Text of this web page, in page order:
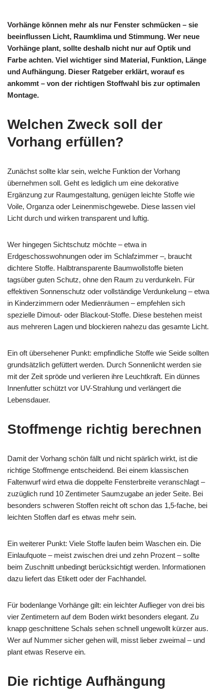
Vorhänge können mehr als nur Fenster schmücken – sie
beeinflussen Licht, Raumklima und Stimmung. Wer neue
Vorhänge plant, sollte deshalb nicht nur auf Optik und
Farbe achten. Viel wichtiger sind Material, Funktion, Länge
und Aufhängung. Dieser Ratgeber erklärt, worauf es
ankommt – von der richtigen Stoffwahl bis zur optimalen
Montage.
Welchen Zweck soll der
Vorhang erfüllen?
Zunächst sollte klar sein, welche Funktion der Vorhang
übernehmen soll. Geht es lediglich um eine dekorative
Ergänzung zur Raumgestaltung, genügen leichte Stoffe wie
Voile, Organza oder Leinenmischgewebe. Diese lassen viel
Licht durch und wirken transparent und luftig.
Wer hingegen Sichtschutz möchte – etwa in
Erdgeschosswohnungen oder im Schlafzimmer –, braucht
dichtere Stoffe. Halbtransparente Baumwollstoffe bieten
tagsüber guten Schutz, ohne den Raum zu verdunkeln. Für
effektiven Sonnenschutz oder vollständige Verdunkelung – etwa
in Kinderzimmern oder Medienräumen – empfehlen sich
spezielle Dimout- oder Blackout-Stoffe. Diese bestehen meist
aus mehreren Lagen und blockieren nahezu das gesamte Licht.
Ein oft übersehener Punkt: empfindliche Stoffe wie Seide sollten
grundsätzlich gefüttert werden. Durch Sonnenlicht werden sie
mit der Zeit spröde und verlieren ihre Leuchtkraft. Ein dünnes
Innenfutter schützt vor UV-Strahlung und verlängert die
Lebensdauer.
Stoffmenge richtig berechnen
Damit der Vorhang schön fällt und nicht spärlich wirkt, ist die
richtige Stoffmenge entscheidend. Bei einem klassischen
Faltenwurf wird etwa die doppelte Fensterbreite veranschlagt –
zuzüglich rund 10 Zentimeter Saumzugabe an jeder Seite. Bei
besonders schweren Stoffen reicht oft schon das 1,5-fache, bei
leichten Stoffen darf es etwas mehr sein.
Ein weiterer Punkt: Viele Stoffe laufen beim Waschen ein. Die
Einlaufquote – meist zwischen drei und zehn Prozent – sollte
beim Zuschnitt unbedingt berücksichtigt werden. Informationen
dazu liefert das Etikett oder der Fachhandel.
Für bodenlange Vorhänge gilt: ein leichter Auflieger von drei bis
vier Zentimetern auf dem Boden wirkt besonders elegant. Zu
knapp geschnittene Schals sehen schnell ungewollt kürzer aus.
Wer auf Nummer sicher gehen will, misst lieber zweimal – und
plant etwas Reserve ein.
Die richtige Aufhängung